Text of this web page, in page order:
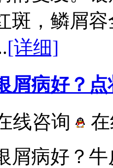
斑，鳞屑
[详细]
屑病好？
线咨询
屑病好？